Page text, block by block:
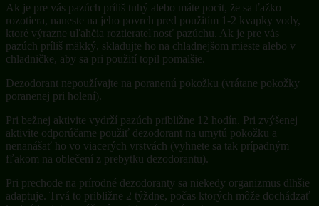
Ak je pre vás pazúch príliš tuhý alebo máte pocit, že sa ťažko
rozotiera, naneste na jeho povrch pred použitím 1-2 kvapky vody,
ktoré výrazne uľahčia roztierateľnosť pazúchu. Ak je pre vás
pazúch príliš mäkký, skladujte ho na chladnejšom mieste alebo v
chladničke, aby sa pri použití topil pomalšie.
Dezodorant nepoužívajte na poranenú pokožku (vrátane pokožky
poranenej pri holení).
Pri bežnej aktivite vydrží pazúch približne 12 hodín. Pri zvýšenej
aktivite odporúčame použiť dezodorant na umytú pokožku a
nenanášať ho vo viacerých vrstvách (vyhnete sa tak prípadným
fľakom na oblečení z prebytku dezodorantu).
Pri prechode na prírodné dezodoranty sa niekedy organizmus dlhšie
adaptuje. Trvá to približne 2 týždne, počas ktorých môže dochádzať